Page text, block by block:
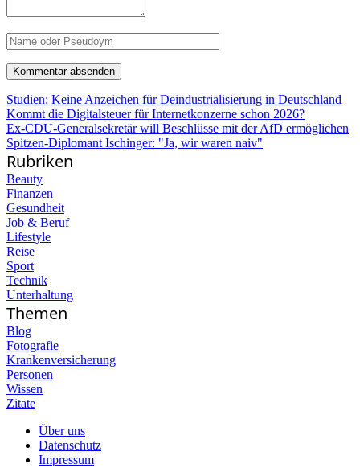
Studien: Keine Anzeichen für Deindustrialisierung in Deutschland
Kommt die Digitalsteuer für Internetkonzerne schon 2026?
Ex-CDU-Generalsekretär will Beschlüsse mit der AfD ermöglichen
Spitzen-Diplomant Ischinger: "Ja, wir waren naiv"
Rubriken
Beauty
Finanzen
Gesundheit
Job & Beruf
Lifestyle
Reise
Sport
Technik
Unterhaltung
Themen
Blog
Fotografie
Krankenversicherung
Personen
Wissen
Zitate
Über uns
Datenschutz
Impressum